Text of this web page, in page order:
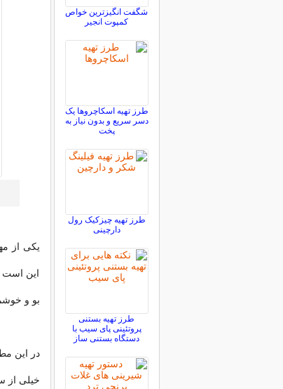
یکی از
این است
بو و
در این
خیلی از
شگفت انگیزترین خواص
کمپوت انجیر
طرز تهیه اسکاچروها یک
دسر سریع و بدون نیاز به
پخت
طرز تهیه چیزکیک رول
دارچینی
طرز تهیه بستنی
پروتئینی پای سیب با
دستگاه بستنی ساز